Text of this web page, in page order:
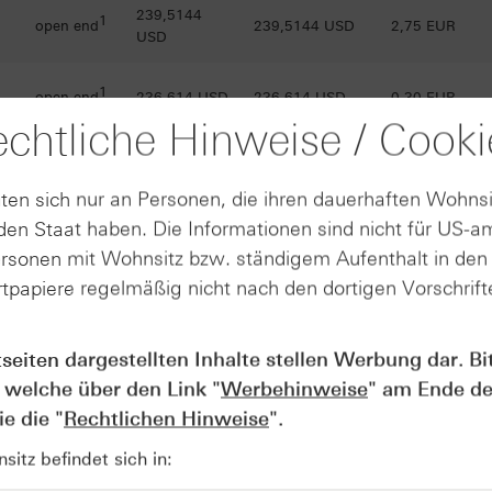
open end1
239,5144
USD
239,5144 USD 2,75 EUR
open end1 236,614 USD 236,614 USD 0,30 EUR
232,7829
open end1 228,716 USD 228,716 USD 3,67 EUR
225,7905
open end
223,8067
USD
223,8067 USD 4,10 EUR
open end
USD
Hinweise /
sich nur an Personen, die ihren dauerhaften
Staat haben. Die Informationen sind nicht für US-
mit Wohnsitz bzw. ständigem Aufenthalt in
regelmäßig nicht nach den dortigen
dargestellten Inhalte stellen Werbung dar.
über den Link "Werbehinweise" am Ende
die "Rechtlichen Hinweise".
befindet sich in: